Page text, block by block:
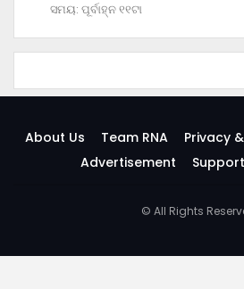
ସମୟ: ପୂର୍ବାହ୍ନ ୧୧ଟା
About Us Team RNA Privacy
Advertisement
© All Rights